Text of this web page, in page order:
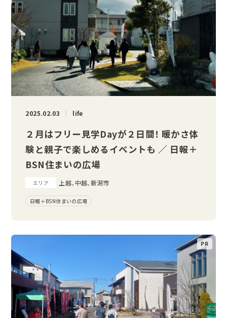
2025.02.03 life
２月はフリー見学Dayが２日間！ 暖かさ体
験と親子で楽しめるイベントも ／ 日報＋
BSN住まいの広場
エリア 上越、中越、新潟市
日報＋BSN住まいの広場